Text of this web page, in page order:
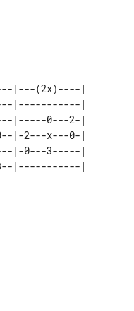
|---(2x)----|
|-----------|
|-----0---2-|
|-2---x---0-|
|-0---3-----|